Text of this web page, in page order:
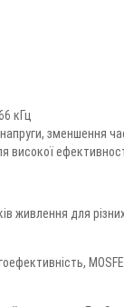
кГц
зменшення
живлення для